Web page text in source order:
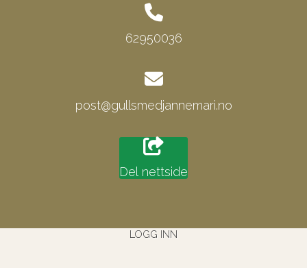
62950036
post@gullsmedjannemari.no
Del nettside
LOGG INN